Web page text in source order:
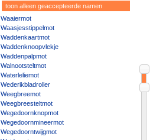
toon alleen geaccepteerde namen
Waaiermot
Waasjesstippelmot
Waddenkaartmot
Waddenknoopvlekje
Waddenpalpmot
Walnootsteltmot
Waterleliemot
Wederikbladroller
Weegbreemot
Weegbreesteltmot
Wegedoornknopmot
Wegedoornmineermot
Wegedoorntwijgmot